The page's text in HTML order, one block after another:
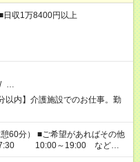
収1万8400円以上
/ …
以内】介護施設でのお仕事。勤
あればその他
17:30 10:00～19:00 など
「できれば残業はしたくない」